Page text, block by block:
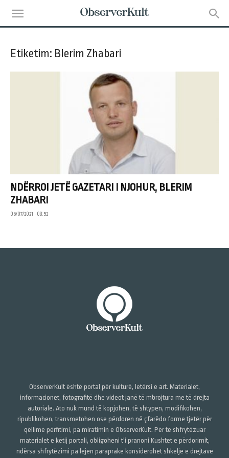
Etiketim: Blerim Zhabari
NDËRROI JETË GAZETARI I NJOHUR, BLERIM
ZHABARI
06/07/2021 • 08:52
ObserverKult është portal për kulturë, letërsi e art. Materialet,
informacionet, fotografitë dhe videot janë të mbrojtura me të drejta
autoriale. Ato nuk mund të kopjohen, të shtypen, modifikohen,
ripublikohen, transmetohen ose përdoren në çfarëdo forme tjetër për
qëllime përfitimi, pa miratimin e ObserverKult. Për të shfrytëzuar
materialet e këtij portali, obligoheni t'i pranoni Kushtet e përdorimit,
ndërsa shfrytëzimi pa lejen paraprake konsiderohet shkelje e drejtave